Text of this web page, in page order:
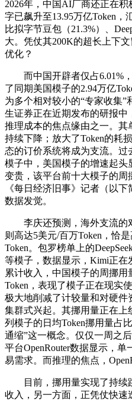
2026年，中国AI厂商还正在
字已飙升至13.95万亿Token，
比拟字节豆包（21.3%）、
大。凭仗其200K的超长上下
优化？
而中国开辟者仅占6.01%，
了同期美国模子的2.94万亿
为多个相对较小的“专家收集”
生证券正在近期发布的研报
推理成本的焦点缘由之一。
持续下降；放大了Token的耗
态的订价系统将成为支流。
模子中，美国模子的增速起头
变贵，该平台前十大模子的周
《每日经济旧事》记者（以
数据发觉。
李庆还预测，海外支流的对
则高达5美元/百万Token，恰
Token。包罗榜单上的
等模子，数据显示，Kimi正在
累计收入，中国模子的周挪用
Token，表现了模子正在现实
极大地削减了计较量和对硬
集群式兴起。其挪用量正在上
列模子的日均Token挪用量占
通缩”这一概念。仅仅一周之
平台OpenRouter数据显示，
易需求。而推理的焦点，
目前，挪用量实现了持续
收入，另一方面，正凭仗快速